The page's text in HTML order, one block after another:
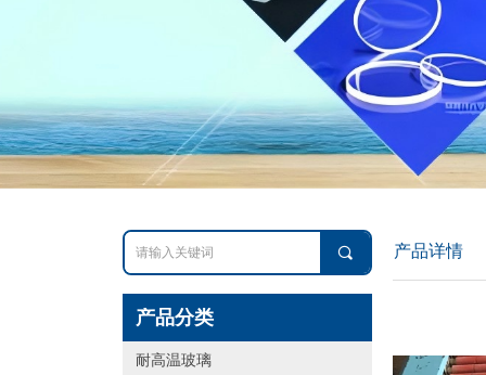
产品详情
끠
产品分类
耐高温玻璃